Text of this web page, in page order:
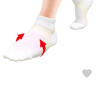
favorite